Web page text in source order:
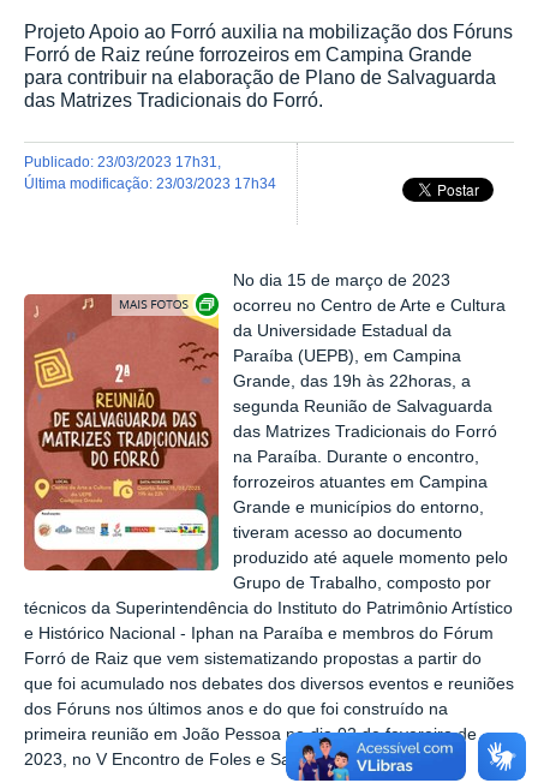
Projeto Apoio ao Forró auxilia na mobilização dos Fóruns
Forró de Raiz reúne forrozeiros em Campina Grande
para contribuir na elaboração de Plano de Salvaguarda
das Matrizes Tradicionais do Forró.
publicado: 23/03/2023 17h31
última modificação: 23/03/2023 17h34
Exibir carrossel de imagens
No dia 15 de março de 2023
ocorreu no Centro de Arte e Cultura
da Universidade Estadual da
Paraíba (UEPB), em Campina
Grande, das 19h às 22horas, a
segunda Reunião de Salvaguarda
das Matrizes Tradicionais do Forró
na Paraíba. Durante o encontro,
forrozeiros atuantes em Campina
Grande e municípios do entorno,
tiveram acesso ao documento
produzido até aquele momento pelo
Grupo de Trabalho, composto por
técnicos da Superintendência do Instituto do Patrimônio Artístico
e Histórico Nacional - Iphan na Paraíba e membros do Fórum
Forró de Raiz que vem sistematizando propostas a partir do
que foi acumulado nos debates dos diversos eventos e reuniões
dos Fóruns nos últimos anos e do que foi construído na
primeira reunião em João Pessoa no dia 02 de fevereiro de
2023, no V Encontro de Foles e Sanfonas.